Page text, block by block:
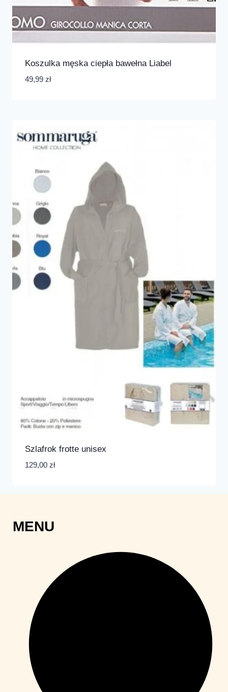
Koszulka męska ciepła bawełna Liabel
49,99 zł
Szlafrok frotte unisex
129,00 zł
MENU